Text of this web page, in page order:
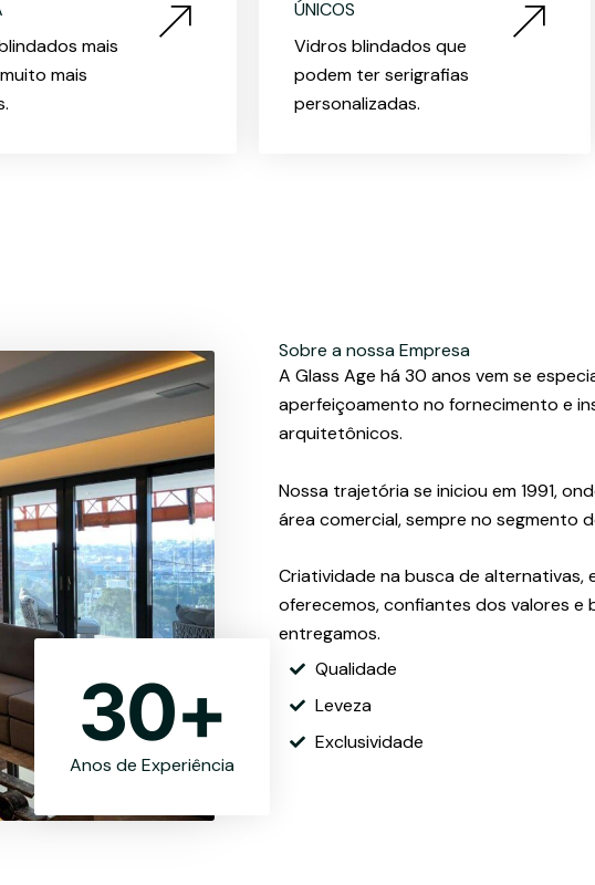
mais
mais
ÚNICOS
Vidros blindados que
podem ter serigrafias
personalizadas.
Anos de Experiência
30+
Sobre a nossa Empresa
A Glass Age há 30 anos vem se
aperfeiçoamento no fornecimento e
arquitetônicos.
Nossa trajetória se iniciou em 1991,
área comercial, sempre no segmento
Criatividade na busca de alternativas,
oferecemos, confiantes dos valores
entregamos.
Qualidade
Leveza
Exclusividade